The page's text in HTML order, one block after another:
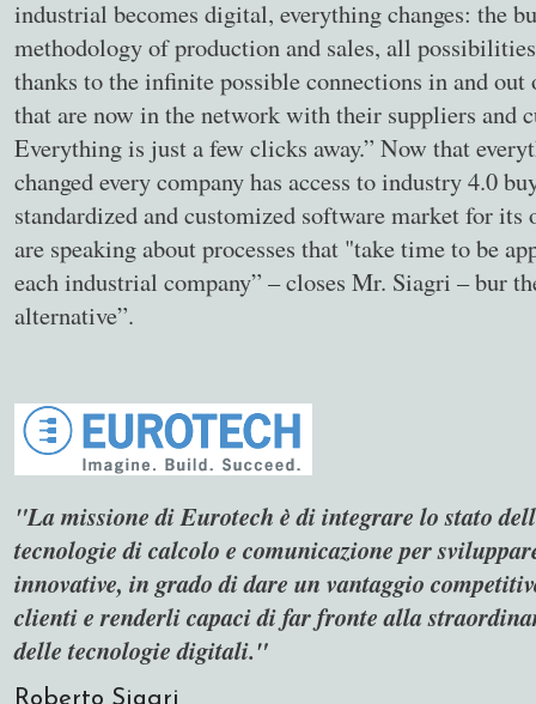
industrial becomes digital, everything changes: the
methodology of production and sales, all
thanks to the infinite possible connections in and out
that are now in the network with their suppliers and
Everything is just a few clicks away.” Now that
changed every company has access to industry 4.0
standardized and customized software market for its
are speaking about processes that "take time to be
each industrial company” – closes Mr. Siagri – bur
alternative”.
"La missione di Eurotech è di integrare lo stato
tecnologie di calcolo e comunicazione per
innovative, in grado di dare un vantaggio
clienti e renderli capaci di far fronte alla
delle tecnologie digitali."